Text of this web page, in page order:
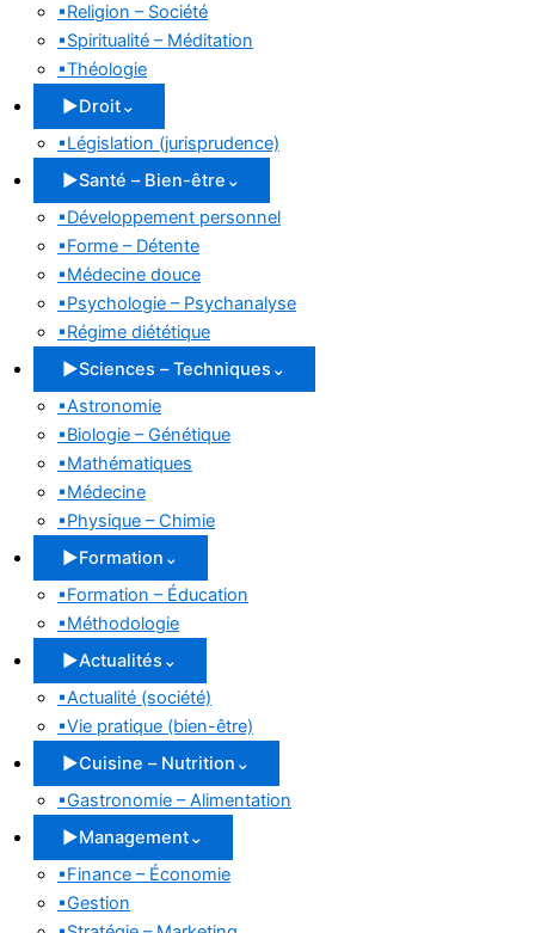
▪Religion – Société
▪Spiritualité – Méditation
▪Théologie
▶Droit⌄
▪Législation (jurisprudence)
▶Santé – Bien-être ⌄
▪Développement personnel
▪Forme – Détente
▪Médecine douce
▪Psychologie – Psychanalyse
▪Régime diététique
▶Sciences – Techniques ⌄
▪Astronomie
▪Biologie – Génétique
▪Mathématiques
▪Médecine
▪Physique – Chimie
▶Formation ⌄
▪Formation – Éducation
▪Méthodologie
▶Actualités ⌄
▪Actualité (société)
▪Vie pratique (bien-être)
▶Cuisine – Nutrition ⌄
▪Gastronomie – Alimentation
▶Management⌄
▪Finance – Économie
▪Gestion